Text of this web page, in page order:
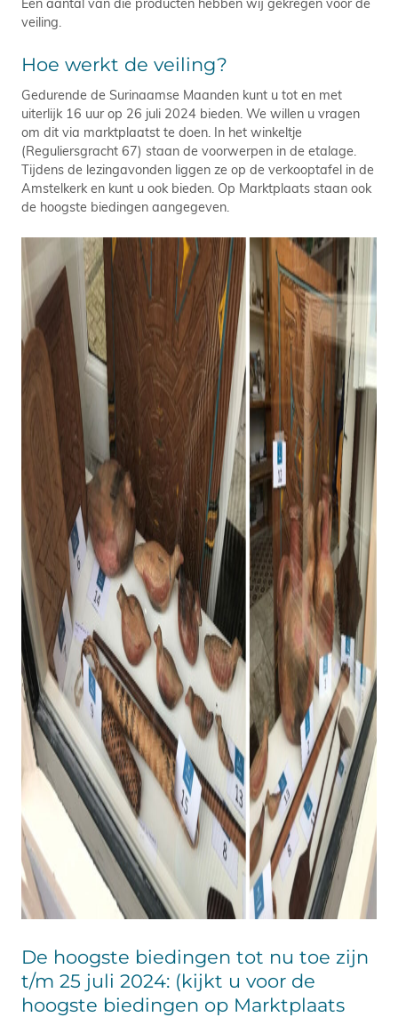
veiling.
Hoe werkt de veiling?
Gedurende de Surinaamse Maanden kunt u tot en met
uiterlijk 16 uur op 26 juli 2024 bieden. We willen u vragen
om dit via marktplaatst te doen. In het winkeltje
(Reguliersgracht 67) staan de voorwerpen in de etalage.
Tijdens de lezingavonden liggen ze op de verkooptafel in de
Amstelkerk en kunt u ook bieden. Op Marktplaats staan ook
de hoogste biedingen aangegeven.
De hoogste biedingen tot nu toe zijn
t/m 25 juli 2024: (kijkt u voor de
hoogste biedingen op Marktplaats